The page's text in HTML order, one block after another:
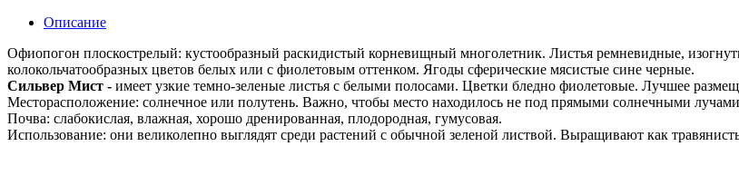
Описание
Офиопогон плоскострелый: кустообразный раскидистый корневищный многолетник. Листья ремневидные,
колокольчатообразных цветов белых или с фиолетовым оттенком. Ягоды сферические мясистые сине черные.
Сильвер Мист - имеет узкие темно-зеленые листья с белыми полосами. Цветки бледно фиолетовые. Лучшее
Месторасположение: солнечное или полутень. Важно, чтобы место находилось не под прямыми солнечными
Почва: слабокислая, влажная, хорошо дренированная, плодородная, гумусовая.
Использование: они великолепно выглядят среди растений с обычной зеленой листвой. Выращивают как